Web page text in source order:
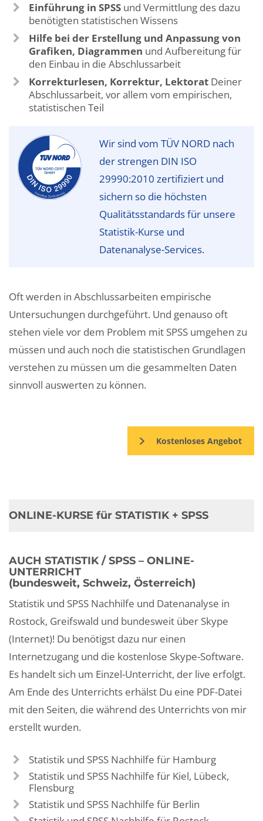
Einführung in SPSS und Vermittlung des dazu
benötigten statistischen Wissens
Hilfe bei der Erstellung und Anpassung von
Grafiken, Diagrammen und Aufbereitung für
den Einbau in die Abschlussarbeit
Korrekturlesen, Korrektur, Lektorat Deiner
Abschlussarbeit, vor allem vom empirischen,
statistischen Teil
Wir sind vom TÜV NORD nach
der strengen DIN ISO
29990:2010 zertifiziert und
sichern so die höchsten
Qualitätsstandards für unsere
Statistik-Kurse und
Datenanalyse-Services.
Oft werden in Abschlussarbeiten empirische
Untersuchungen durchgeführt. Und genauso oft
stehen viele vor dem Problem mit SPSS umgehen zu
müssen und auch noch die statistischen Grundlagen
verstehen zu müssen um die gesammelten Daten
sinnvoll auswerten zu können.
Kostenloses Angebot
ONLINE-KURSE für STATISTIK + SPSS
AUCH STATISTIK / SPSS – ONLINE-
UNTERRICHT
(bundesweit, Schweiz, Österreich)
Statistik und SPSS Nachhilfe und Datenanalyse in
Rostock, Greifswald und bundesweit über Skype
(Internet)! Du benötigst dazu nur einen
Internetzugang und die kostenlose Skype-Software.
Es handelt sich um Einzel-Unterricht, der live erfolgt.
Am Ende des Unterrichts erhälst Du eine PDF-Datei
mit den Seiten, die während des Unterrichts von mir
erstellt wurden.
Statistik und SPSS Nachhilfe für Hamburg
Statistik und SPSS Nachhilfe für Kiel, Lübeck,
Flensburg
Statistik und SPSS Nachhilfe für Berlin